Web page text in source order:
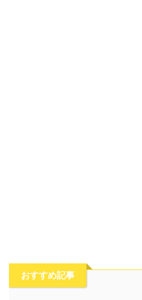
おすすめ記事